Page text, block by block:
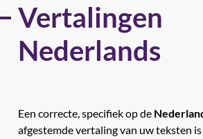
Vertalingen
Nederlands
Een correcte, specifiek op de
afgestemde vertaling van uw teksten